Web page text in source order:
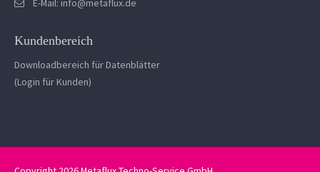
E-Mail: info@metaflux.de
Kundenbereich
Downloadbereich für Datenblätter
(Login für Kunden)